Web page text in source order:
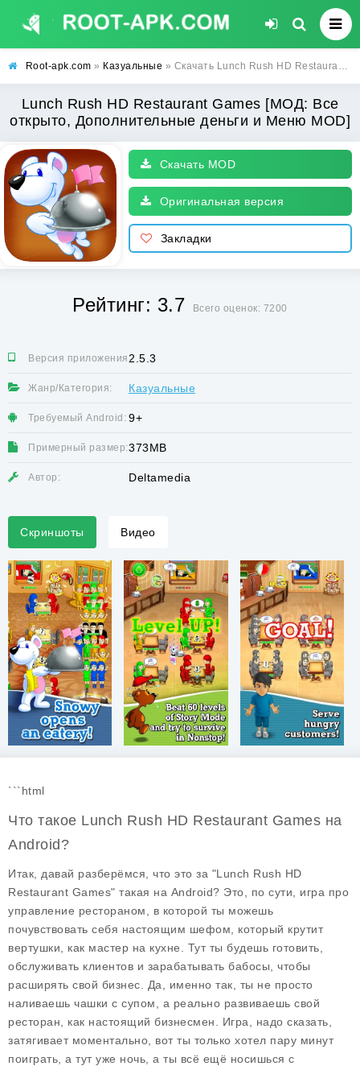
Root-apk.com » Казуальные » Скачать Lunch Rush HD Restaurant Games [МОД: Все открыто, Дополнительные деньги и Меню MOD] | Взлом Lunch Rush HD Restaurant Games на Андроид
Lunch Rush HD Restaurant Games [МОД: Все
открыто, Дополнительные деньги и Меню MOD]
Скачать MOD
Оригинальная версия
Закладки
Рейтинг: 3.7 Всего оценок: 7200
Версия приложения:2.5.3
Жанр/Категория: Казуальные
Требуемый Android: 9+
Примерный размер:373MB
Автор: Deltamedia
Скриншоты Видео
```html
Что такое Lunch Rush HD Restaurant Games на
Android?
Итак, давай разберёмся, что это за "Lunch Rush HD
Restaurant Games" такая на Android? Это, по сути, игра про
управление рестораном, в которой ты можешь
почувствовать себя настоящим шефом, который крутит
вертушки, как мастер на кухне. Тут ты будешь готовить,
обслуживать клиентов и зарабатывать бабосы, чтобы
расширять свой бизнес. Да, именно так, ты не просто
наливаешь чашки с супом, а реально развиваешь свой
ресторан, как настоящий бизнесмен. Игра, надо сказать,
затягивает моментально, вот ты только хотел пару минут
поиграть, а тут уже ночь, а ты всё ещё носишься с